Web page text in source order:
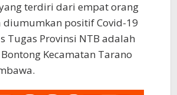
terdiri dari empat orang
diumumkan positif Covid-19
Tugas Provinsi NTB adalah
Kecamatan Tarano